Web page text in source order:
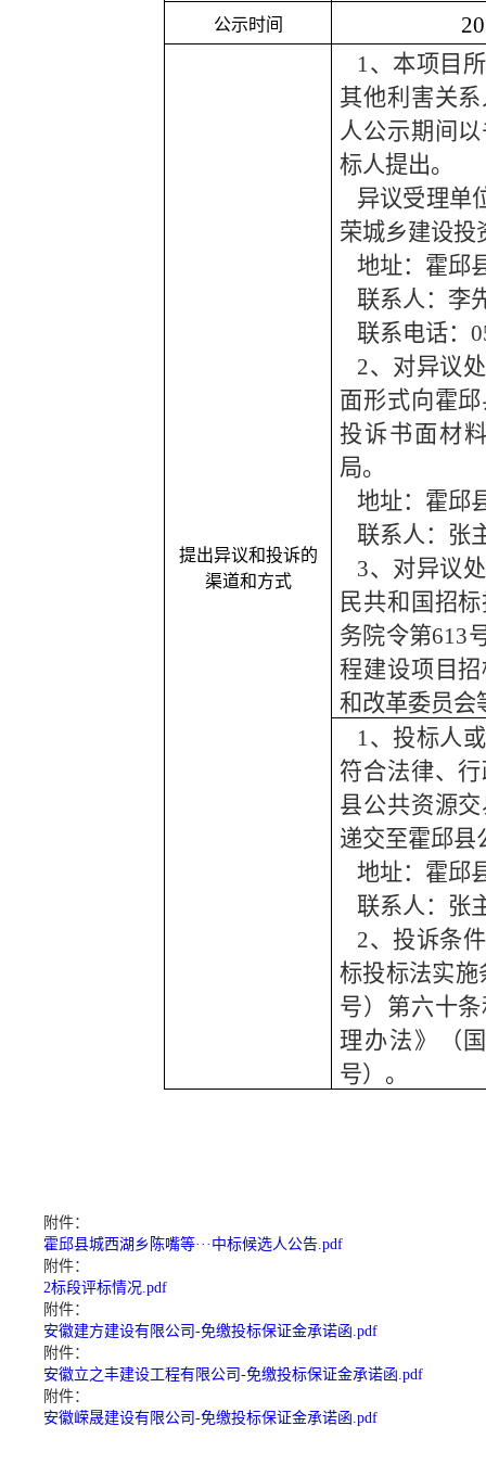
公示时间
提出异议和投诉的
渠道和方式
1、本项目
其他利害关
人公示期间
标人提出。
异议受理单
荣城乡建设投
地址：霍邱
联系人： 李
联系电话：
2、对异议
面形式向霍
投诉书面材
局。
地址：霍邱
联系人：张
3、对异议
民共和国招
务院令第613
程建设项目
和改革委员会
1、投标人
符合法律、
县公共资源
递交至霍邱县
地址：霍邱
联系人：张
2、投诉条
标投标法实施
号）第六十
理办法》（
号）。
附件：
霍邱县城西湖乡陈嘴等···中标候选人公告.pdf
附件：
2标段评标情况.pdf
附件：
安徽建方建设有限公司-免缴投标保证金承诺函.pdf
附件：
安徽立之丰建设工程有限公司-免缴投标保证金承诺函.pdf
附件：
安徽嵘晟建设有限公司-免缴投标保证金承诺函.pdf